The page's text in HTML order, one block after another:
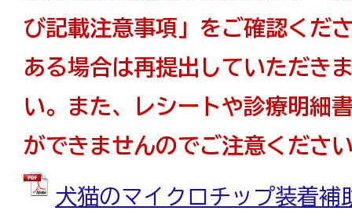
び記載注意事項」をご確認くだ
ある場合は再提出していただき
い。また、レシートや診療明細
ができませんのでご注意くださ
犬猫のマイクロチップ装着補